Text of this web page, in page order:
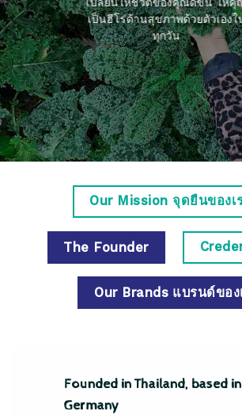
เป็นฮีโร่ด้านสุขภาพด้วยตัวเองใ
ทุกวัน
Our Mission จุดยืนของเ
The Founder
Our Brands แบรนด์ของ
Founded in Thailand, based in
Germany